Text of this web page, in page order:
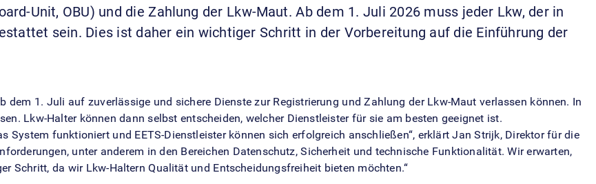
Unit, OBU) und die Zahlung der Lkw-Maut. Ab dem 1. Juli 2026 muss jeder Lkw, der in
sein. Dies ist daher ein wichtiger Schritt in der Vorbereitung auf die Einführung der
1. Juli auf zuverlässige und sichere Dienste zur Registrierung und Zahlung der Lkw-Maut verlassen können. In
Lkw-Halter können dann selbst entscheiden, welcher Dienstleister für sie am besten geeignet ist.
System funktioniert und EETS-Dienstleister können sich erfolgreich anschließen“, erklärt Jan Strijk, Direktor für die
unter anderem in den Bereichen Datenschutz, Sicherheit und technische Funktionalität. Wir erwarten,
Schritt, da wir Lkw-Haltern Qualität und Entscheidungsfreiheit bieten möchten.“